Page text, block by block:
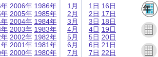
2006年
2005年
2004年
2003年
2002年
2001年
2000年
1986年
1985年
1984年
1983年
1982年
1981年
1980年
1月
2月
3月
4月
5月
6月
7月
1日
2日
3日
4日
5日
6日
7日
16日
17日
18日
19日
20日
21日
22日